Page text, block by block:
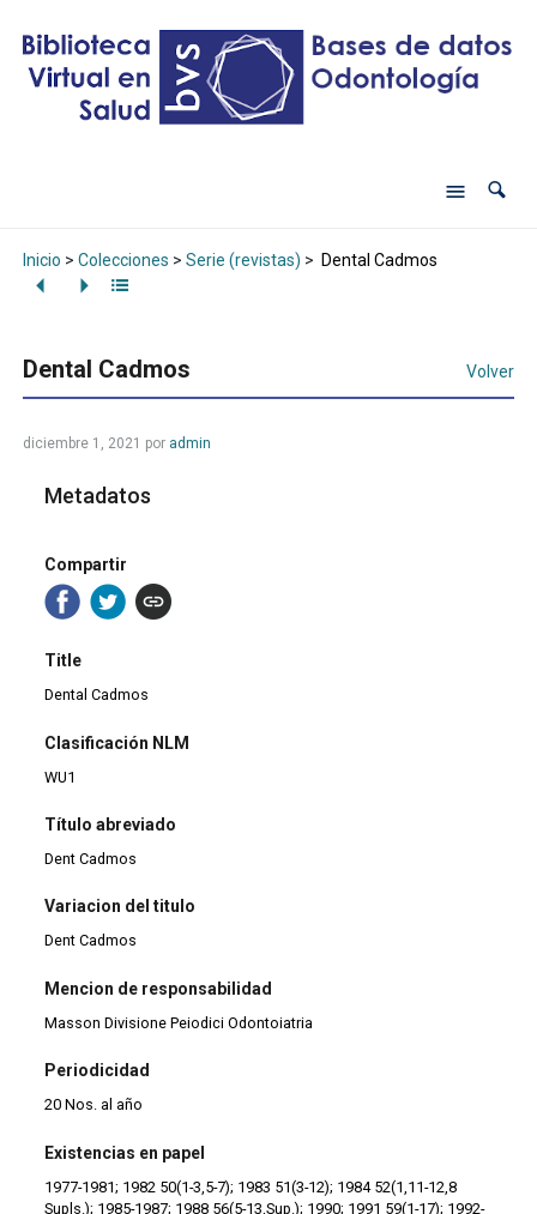
Inicio > Colecciones > Serie (revistas) > Dental Cadmos
Dental Cadmos Volver
diciembre 1, 2021 por admin
Metadatos
Compartir
Title
Dental Cadmos
Clasificación NLM
WU1
Título abreviado
Dent Cadmos
Variacion del titulo
Dent Cadmos
Mencion de responsabilidad
Masson Divisione Peiodici Odontoiatria
Periodicidad
20 Nos. al año
Existencias en papel
1977-1981; 1982 50(1-3,5-7); 1983 51(3-12); 1984 52(1,11-12,8
Supls.); 1985-1987; 1988 56(5-13,Sup.); 1990; 1991 59(1-17); 1992-